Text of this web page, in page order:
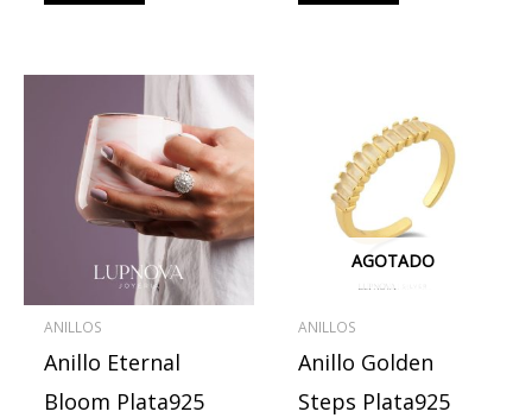
ANILLOS
Anillo Eternal
Bloom Plata925
AGOTADO
ANILLOS
Anillo Golden
Steps Plata925